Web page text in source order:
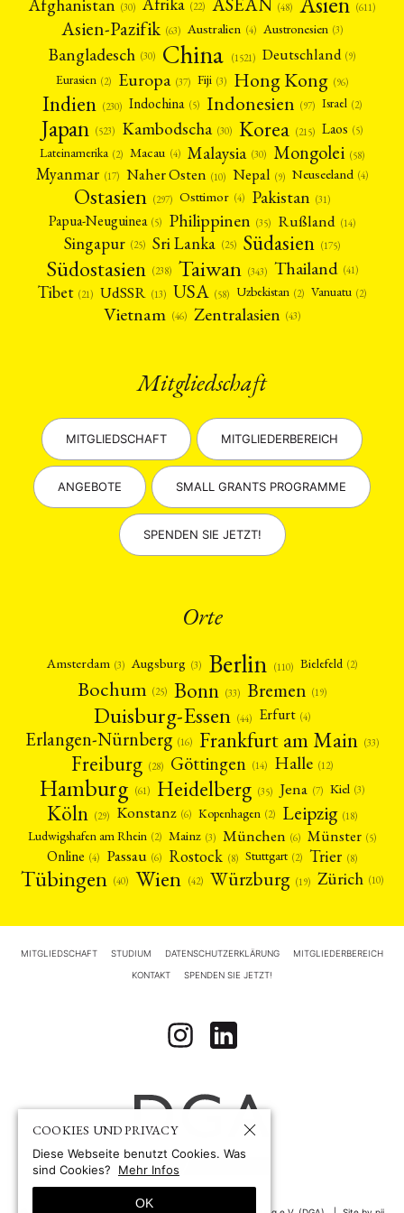
Afghanistan (30) (22) ASEAN (48) (611)
Asien-Pazifik (63) Australien (4) Austronesien (3)
Bangladesch (30) China (1521) Deutschland (9)
Eurasien (2) Europa (37) Fiji (3) Hong Kong (96)
Indien (230) Indochina (5) Indonesien (97) Israel (2)
Japan (523) Kambodscha (30) Korea (215) Laos (5)
Lateinamerika (2) Macau (4) Malaysia (30) Mongolei (58)
Myanmar (17) Naher Osten (10) Nepal (9) Neuseeland (4)
Ostasien (297) Osttimor (4) Pakistan (31)
Papua-Neuguinea (5) Philippinen (35) Rußland (14)
Singapur (25) Sri Lanka (25) Südasien (175)
Südostasien (238) Taiwan (343) Thailand (41)
Tibet (21) UdSSR (13) USA (58) Uzbekistan (2) Vanuatu (2)
Vietnam (46) Zentralasien (43)
Mitgliedschaft
MITGLIEDSCHAFT MITGLIEDERBEREICH
ANGEBOTE SMALL GRANTS PROGRAMME
SPENDEN SIE JETZT!
Orte
Amsterdam (3) Augsburg (3) Berlin (110) Bielefeld (2)
Bochum (25) Bonn (33) Bremen (19)
Duisburg-Essen (44) Erfurt (4)
Erlangen-Nürnberg (16) Frankfurt am Main (33)
Freiburg (28) Göttingen (14) Halle (12)
Hamburg (61) Heidelberg (35) Jena (7) Kiel (3)
Köln (29) Konstanz (6) Kopenhagen (2) Leipzig (18)
Ludwigshafen am Rhein (2) Mainz (3) München (6) Münster (5)
Online (4) Passau (6) Rostock (8) Stuttgart (2) Trier (8)
Tübingen (40) Wien (42) Würzburg (19) Zürich (10)
MITGLIEDSCHAFT STUDIUM DATENSCHUTZERKLÄRUNG MITGLIEDERBEREICH
KONTAKT SPENDEN SIE JETZT!
COOKIES UND PRIVACY
Diese Webseite benutzt Cookies. Was
sind Cookies?
Mehr Infos
OK